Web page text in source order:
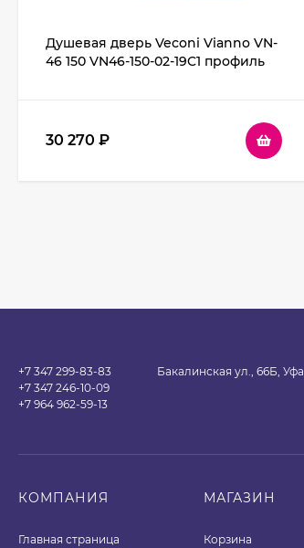
Душевая дверь Veconi Vianno VN-
46 150 VN46-150-02-19C1 профиль
30 270 ₽
+7 347 299-83-83
+7 347 246-10-09
+7 964 962-59-13
Бакалинская ул., 66Б, Уфа
КОМПАНИЯ
Главная страница
МАГАЗИН
Корзина